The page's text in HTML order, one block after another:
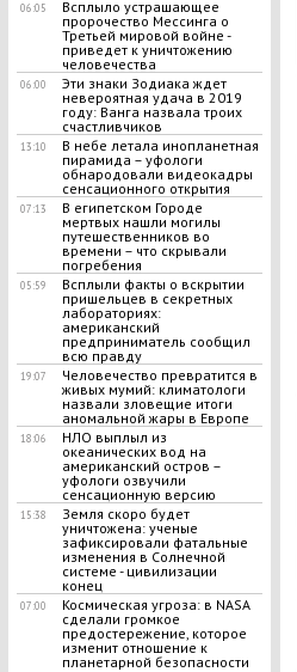
06:05
​Всплыло устрашающее
пророчество Мессинга о
Третьей мировой войне -
приведет к уничтожению
человечества
06:00
Эти знаки Зодиака ждет
невероятная удача в 2019
году: Ванга назвала троих
счастливчиков
13:10
В небе летала инопланетная
пирамида – уфологи
обнародовали видеокадры
сенсационного открытия
07:13
В египетском Городе
мертвых нашли могилы
путешественников во
времени – что скрывали
погребения
05:59
Всплыли факты о вскрытии
пришельцев в секретных
лабораториях:
американский
предприниматель сообщил
всю правду
19:07
Человечество превратится в
живых мумий: климатологи
назвали зловещие итоги
аномальной жары в Европе
18:06
НЛО выплыл из
океанических вод на
американский остров –
уфологи озвучили
сенсационную версию
15:38
Земля скоро будет
уничтожена: ученые
зафиксировали фатальные
изменения в Солнечной
системе - цивилизации
конец
07:00
Космическая угроза: в NASA
сделали громкое
предостережение, которое
изменит отношение к
планетарной безопасности